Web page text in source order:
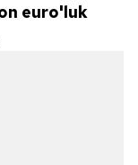
euro'luk